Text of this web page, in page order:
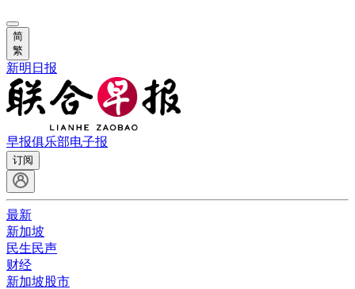
简
繁
新明日报
早报俱乐部电子报
订阅
最新
新加坡
民生民声
财经
新加坡股市